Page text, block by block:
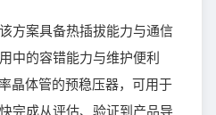
方案具备热插拔能力与通信
中的容错能力与维护便利
晶体管的预稳压器，可用于
完成从评估、验证到产品导